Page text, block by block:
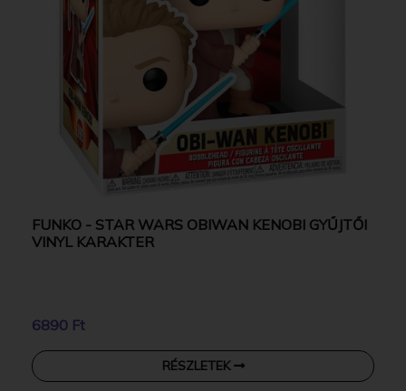
FUNKO - STAR WARS OBIWAN KENOBI GYŰJTŐI
VINYL KARAKTER
6890 Ft
RÉSZLETEK